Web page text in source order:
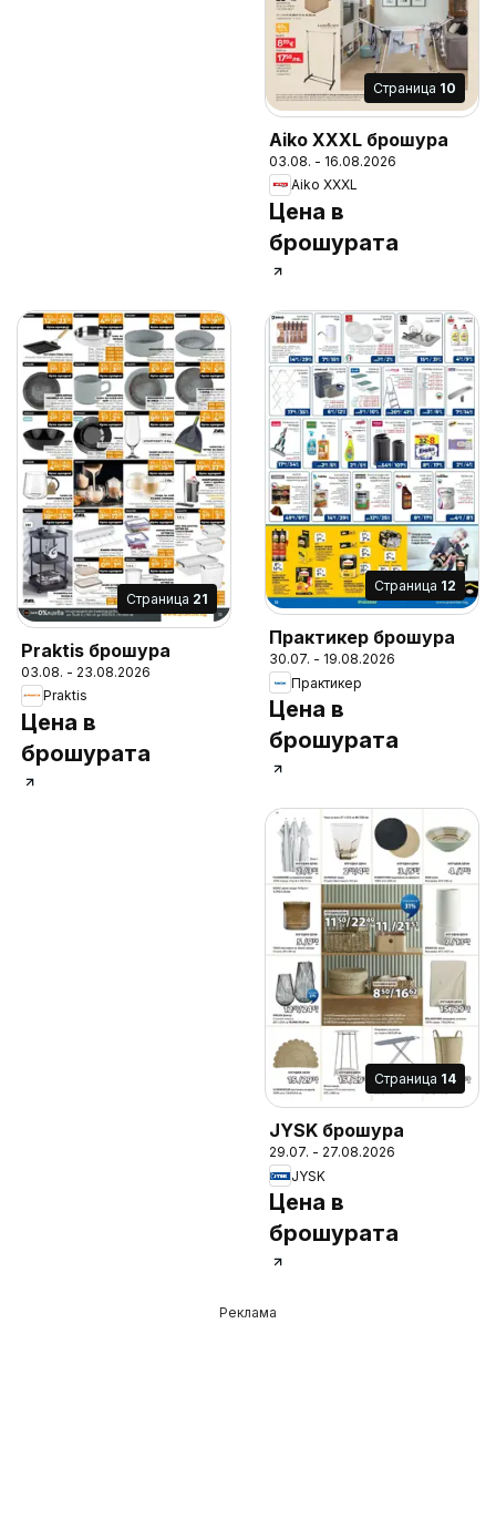
Cтраница 10
Aiko XXXL брошура
03.08. - 16.08.2026
Aiko XXXL
Цена в
брошурата
Cтраница 21
Praktis брошура
03.08. - 23.08.2026
Praktis
Цена в
брошурата
Cтраница 12
Практикер брошура
30.07. - 19.08.2026
Практикер
Цена в
брошурата
Cтраница 14
JYSK брошура
29.07. - 27.08.2026
JYSK
Цена в
брошурата
Реклама